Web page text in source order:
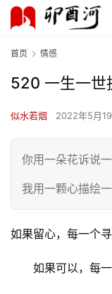
首页 情感
520 一生一世
似水若烟 2022年5月
你用一朵花诉说
我用一颗心描绘
如果留心，每一个
如果可以，每